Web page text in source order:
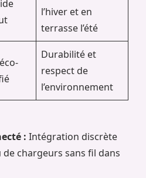
l’hiver et en
terrasse l’été
Durabilité et
respect de
l’environnement
: Intégration discrète
de chargeurs sans fil dans